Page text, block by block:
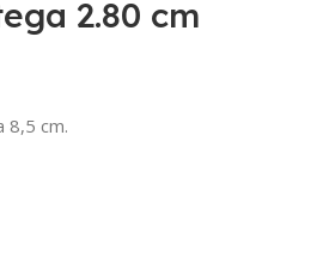
2.80 cm
8,5 cm.